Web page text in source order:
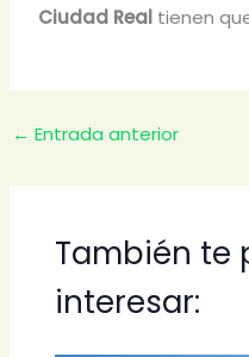
Ciudad Real tienen
← Entrada anterior
También te
interesar: